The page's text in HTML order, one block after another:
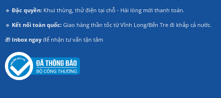
🔹 Đặc quyền:Khui thùng, thử điện tại chỗ - Hài lòng mới thanh toán.
🔹 Kết nối toàn quốc:Giao hàng thần tốc từ Vĩnh Long/Bến Tre đi khắp cả nước.
🎁 Inbox ngayđể nhận tư vấn tận tâm